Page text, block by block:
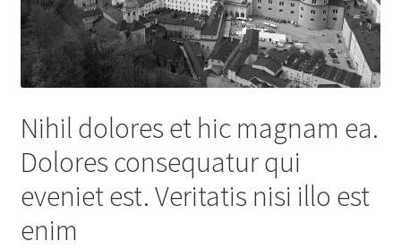
Nihil dolores et hic magnam ea.
Dolores consequatur qui
eveniet est. Veritatis nisi illo est
enim